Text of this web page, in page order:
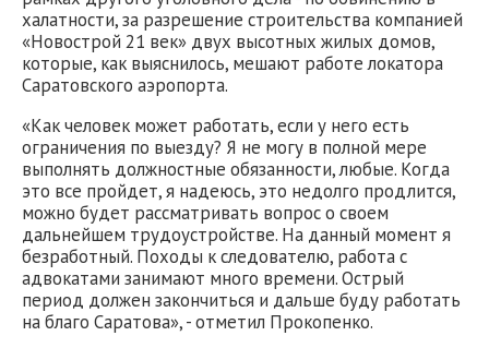
халатности, за разрешение строительства компанией
«Новострой 21 век» двух высотных жилых домов,
которые, как выяснилось, мешают работе локатора
Саратовского аэропорта.
«Как человек может работать, если у него есть
ограничения по выезду? Я не могу в полной мере
выполнять должностные обязанности, любые. Когда
это все пройдет, я надеюсь, это недолго продлится,
можно будет рассматривать вопрос о своем
дальнейшем трудоустройстве. На данный момент я
безработный. Походы к следователю, работа с
адвокатами занимают много времени. Острый
период должен закончиться и дальше буду работать
на благо Саратова», - отметил Прокопенко.